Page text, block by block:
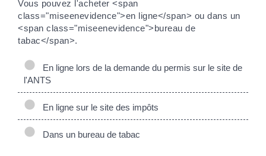
Vous pouvez l'acheter <span
class="miseenevidence">en ligne</span> ou dans un
<span class="miseenevidence">bureau de
tabac</span>.
En ligne lors de la demande du permis sur le site de
l'ANTS
En ligne sur le site des impôts
Dans un bureau de tabac